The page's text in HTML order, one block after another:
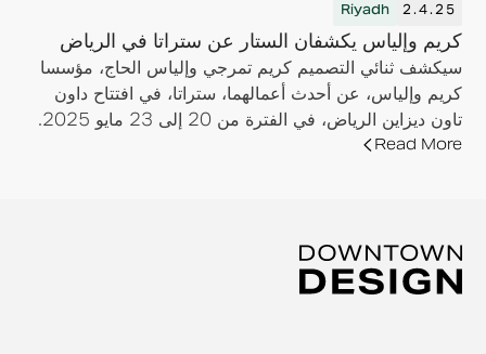
2.4.25
Riyadh
كريم وإلياس يكشفان الستار عن ستراتا في الرياض
سيكشف ثنائي التصميم كريم تمرجي وإلياس الحاج، مؤسسا
كريم وإلياس، عن أحدث أعمالهما، ستراتا، في افتتاح داون
تاون ديزاين الرياض، في الفترة من 20 إلى 23 مايو 2025.
Read More